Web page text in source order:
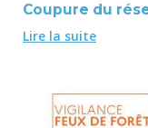
Coupure du
Lire la suite